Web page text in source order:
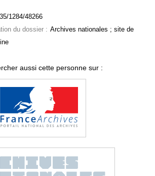
1284/48266
du dossier : Archives nationales ; site de
aussi cette personne sur :